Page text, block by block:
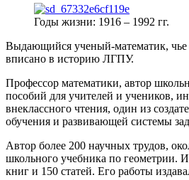
Годы жизни: 1916 – 1992 гг.
Выдающийся ученый-математик,
вписано в историю ЛГПУ.
Профессор математики, автор
пособий для учителей и учеников,
внеклассного чтения, один из
обучения и развивающей системы
Автор более 200 научных трудов,
школьного учебника по геометрии.
книг и 150 статей. Его работы